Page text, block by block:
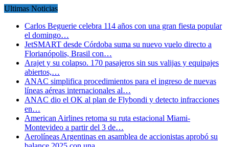
Ultimas Noticias
Carlos Beguerie celebra 114 años con una gran fiesta popular
el domingo…
JetSMART desde Córdoba suma su nuevo vuelo directo a
Florianópolis, Brasil con…
Arajet y su colapso. 170 pasajeros sin sus valijas y equipajes
abiertos,…
ANAC simplifica procedimientos para el ingreso de nuevas
líneas aéreas internacionales al…
ANAC dio el OK al plan de Flybondi y detecto infracciones
en…
American Airlines retoma su ruta estacional Miami-
Montevideo a partir del 3 de…
Aerolíneas Argentinas en asamblea de accionistas aprobó su